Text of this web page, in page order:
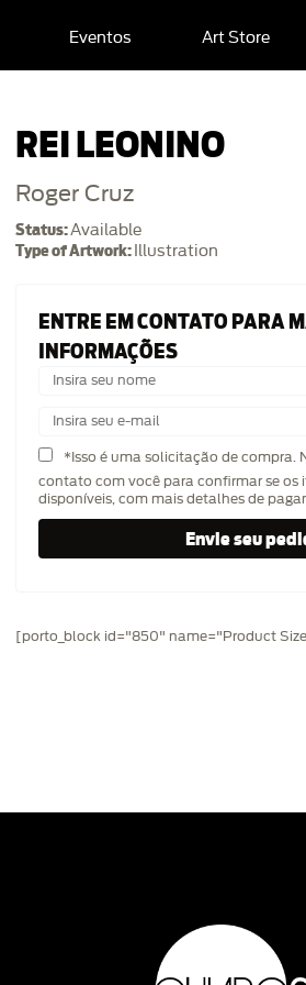
Eventos Art Store
REI LEONINO
Roger Cruz
Status:Available
Type of Artwork: Illustration
ENTRE EM CONTATO PARA
INFORMAÇÕES
*Isso é uma solicitação de compra.
contato com você para confirmar se os
disponíveis, com mais detalhes de
[porto_block id="850" name="Product